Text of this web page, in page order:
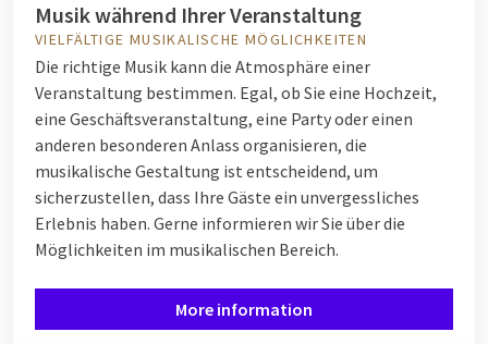
Musik während Ihrer Veranstaltung
VIELFÄLTIGE MUSIKALISCHE MÖGLICHKEITEN
Die richtige Musik kann die Atmosphäre einer
Veranstaltung bestimmen. Egal, ob Sie eine Hochzeit,
eine Geschäftsveranstaltung, eine Party oder einen
anderen besonderen Anlass organisieren, die
musikalische Gestaltung ist entscheidend, um
sicherzustellen, dass Ihre Gäste ein unvergessliches
Erlebnis haben. Gerne informieren wir Sie über die
Möglichkeiten im musikalischen Bereich.
More information